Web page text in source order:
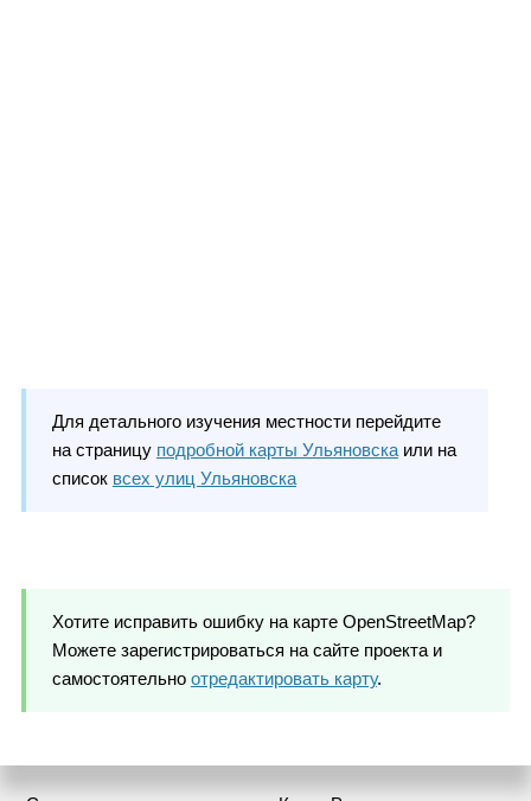
Для детального изучения местности перейдите
на страницу подробной карты Ульяновскаили на
список всех улиц Ульяновска
Хотите исправить ошибку на карте OpenStreetMap?
Можете зарегистрироваться на сайте проекта и
самостоятельно отредактировать карту.